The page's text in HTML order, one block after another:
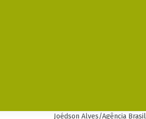
Joédson Alves/Agência Brasil